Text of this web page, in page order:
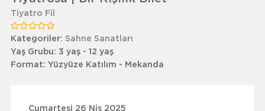
Tiyatro Fil
Kategoriler: Sahne Sanatları
Yaş Grubu: 3 yaş - 12 yaş
Format: Yüzyüze Katılım - Mekanda
Cumartesi 26 Nis 2025